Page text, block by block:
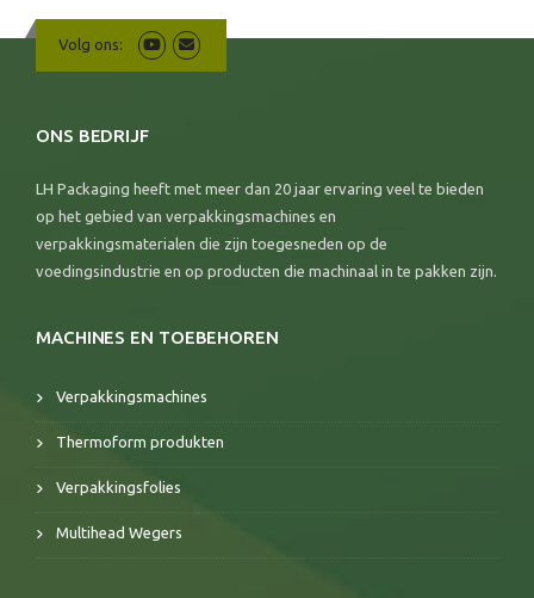
Volg ons:
ONS BEDRIJF
LH Packaging heeft met meer dan 20 jaar ervaring veel te bieden
op het gebied van verpakkingsmachines en
verpakkingsmaterialen die zijn toegesneden op de
voedingsindustrie en op producten die machinaal in te pakken zijn.
MACHINES EN TOEBEHOREN
Verpakkingsmachines
Thermoform produkten
Verpakkingsfolies
Multihead Wegers